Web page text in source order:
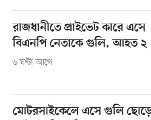
রাজধানীতে প্রাইভেট কারে এসে
বিএনপি নেতাকে গুলি, আহত ২
৬ ঘণ্টা আগে
মোটরসাইকেলে এসে গুলি